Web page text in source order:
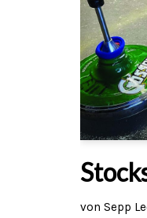
von Sepp